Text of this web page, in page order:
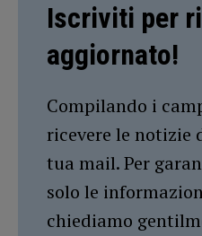
Iscriviti per
aggiornato!
Compilando i
ricevere le notizie
tua mail. Per
solo le
chiediamo